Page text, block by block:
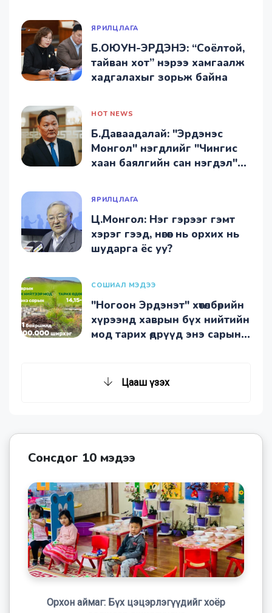
ЯРИЛЦЛАГА
Б.ОЮУН-ЭРДЭНЭ: “Соёлтой,
тайван хот” нэрээ хамгаалж
хадгалахыг зорьж байна
HOT NEWS
Б.Даваадалай: "Эрдэнэс
Монгол" нэгдлийг "Чингис
хаан баялгийн сан нэгдэл"
ЯРИЛЦЛАГА
Ц.Монгол: Нэг гэрээг гэмт
хэрэг гээд, нөгөөг нь орхих нь
шударга ёс уу?
СОШИАЛ МЭДЭЭ
"Ногоон Эрдэнэт" хөтөлбөрийн
хүрээнд хаврын бүх нийтийн
мод тарих өдрүүд энэ сарын
Цааш үзэх
Сонсдог 10 мэдээ
Орхон аймаг: Бүх цэцэрлэгүүдийг хоёр